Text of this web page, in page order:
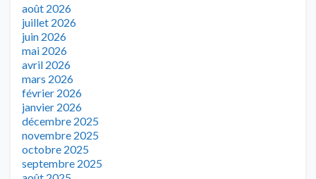
août 2026
juillet 2026
juin 2026
mai 2026
avril 2026
mars 2026
février 2026
janvier 2026
décembre 2025
novembre 2025
octobre 2025
septembre 2025